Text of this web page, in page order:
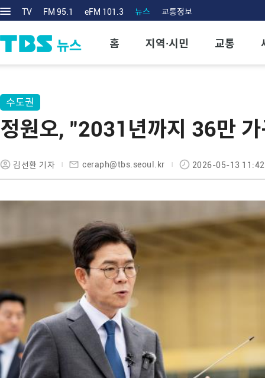
TV FM 95.1 eFM 101.3 뉴스 교통정보
홈 지역·시민 교통
수도권
정원오, "2031년까지 36만
김선환 기자 ceraph@tbs.seoul.kr 2026-05-13 11:42